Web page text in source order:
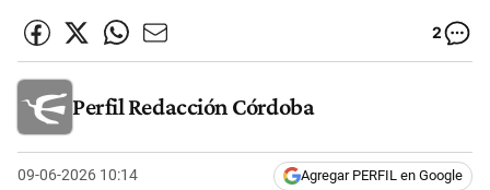
2
Perfil Redacción Córdoba
09-06-2026 10:14 Agregar PERFIL en Google